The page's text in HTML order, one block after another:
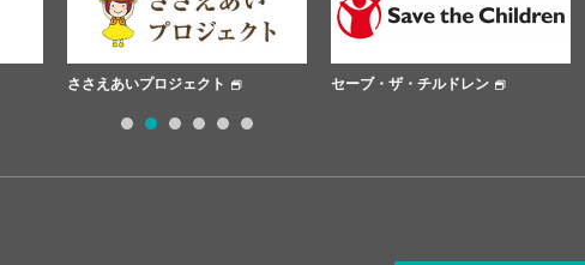
プロジェクト セーブ・ザ・チルドレン 日本赤十字社